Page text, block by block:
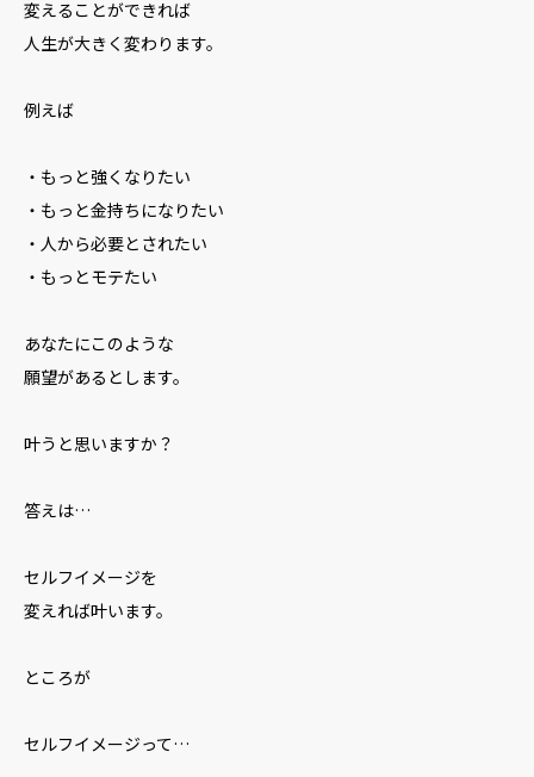
変えることができれば
人生が大きく変わります。
例えば
・もっと強くなりたい
・もっと金持ちになりたい
・人から必要とされたい
・もっとモテたい
あなたにこのような
願望があるとします。
叶うと思いますか？
答えは…
セルフイメージを
変えれば叶います。
ところが
セルフイメージって…